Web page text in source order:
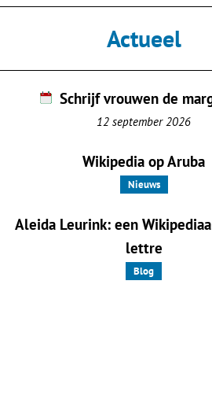
Actueel
Schrijf vrouwen de
12 september 2026
Wikipedia op Aruba
Nieuws
Aleida Leurink: een
lettre
Blog